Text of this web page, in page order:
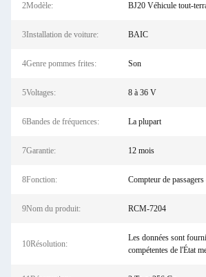
2Modèle: BJ20 Véhicule tout-
3Installation de voiture: BAIC
4Genre pommes frites: Son
5Voltages: 8 à 36 V
6Bandes de fréquences: La plupart
7Garantie: 12 mois
8Fonction: Compteur de
9Nom du produit: RCM-7204
10Résolution:
Les données sont
compétentes de l'État